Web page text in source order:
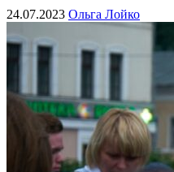
24.07.2023 Ольга Лойко